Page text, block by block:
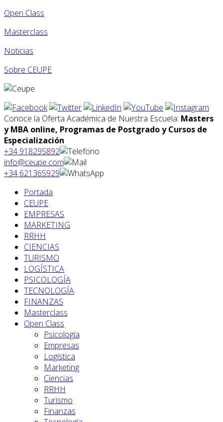
Open Class
Masterclass
Noticias
Sobre CEUPE
Conoce la Oferta Académica de Nuestra Escuela: Masters
y MBA online, Programas de Postgrado y Cursos de
Especialización
+34 918295892
info@ceupe.com
+34 621365929
Portada
CEUPE
EMPRESAS
MARKETING
RRHH
CIENCIAS
TURISMO
LOGÍSTICA
PSICOLOGÍA
TECNOLOGÍA
FINANZAS
Masterclass
Open Class
Psicología
Empresas
Logística
Marketing
Ciencias
RRHH
Turismo
Finanzas